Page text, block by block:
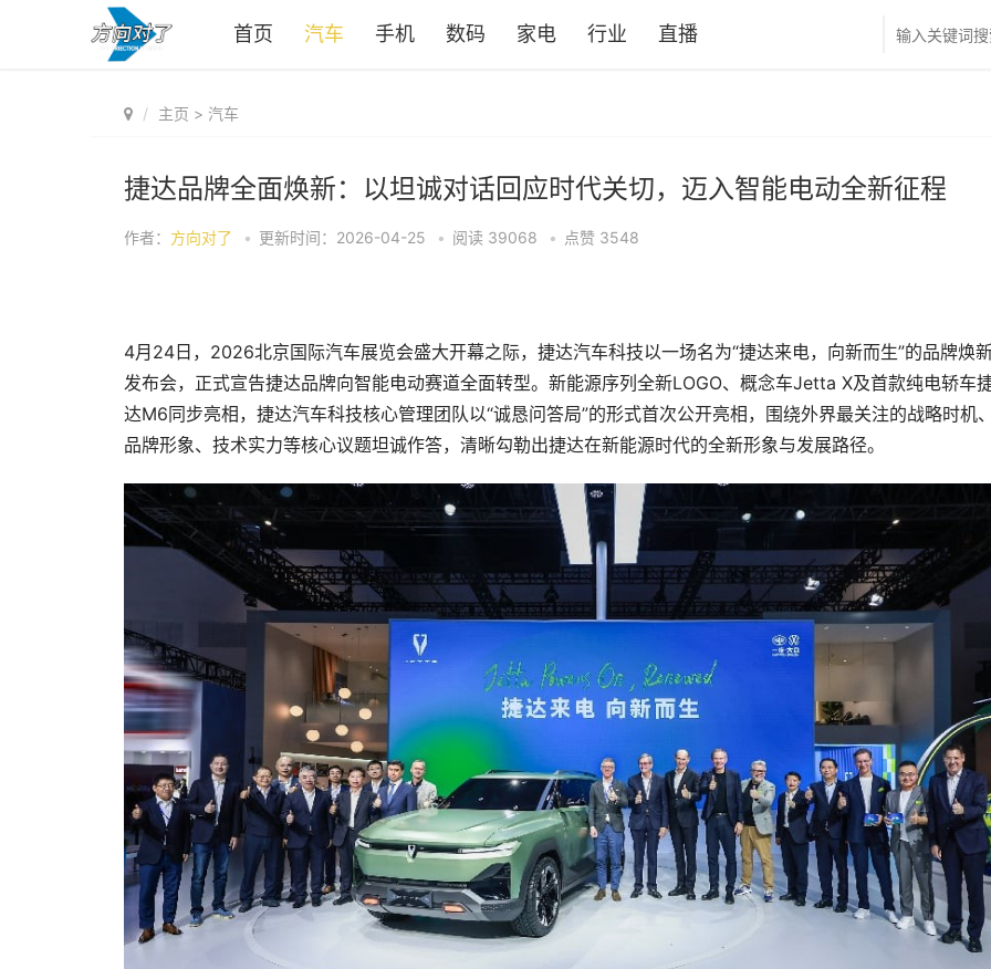
首页 汽车 手机 数码 家电 行业 直播
主页 > 汽车
捷达品牌全面焕新：以坦诚对话回应时代关切，迈入智能电动全新征程
作者： 方向对了 • 更新时间：2026-04-25 • 阅读 39068 • 点赞 3548
4月24日，2026北京国际汽车展览会盛大开幕之际，捷达汽车科技以一场名为“捷达来电，向新而生”的品牌焕
发布会，正式宣告捷达品牌向智能电动赛道全面转型。新能源序列全新LOGO、概念车Jetta X及首款纯电轿车
达M6同步亮相，捷达汽车科技核心管理团队以“诚恳问答局”的形式首次公开亮相，围绕外界最关注的战略时机
品牌形象、技术实力等核心议题坦诚作答，清晰勾勒出捷达在新能源时代的全新形象与发展路径。